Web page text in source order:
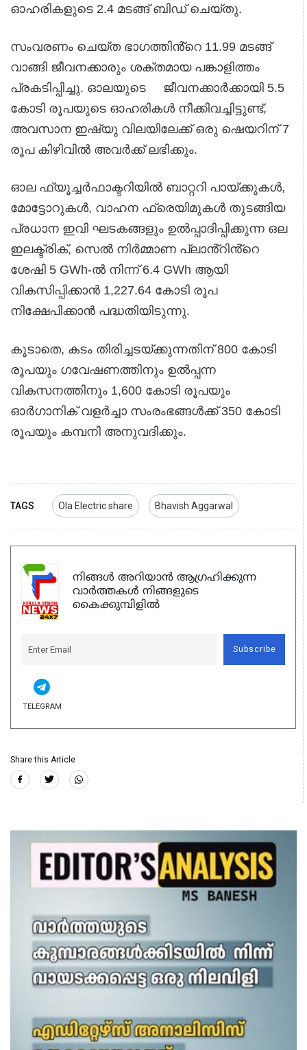
ഓഹരികളുടെ 2.4 മടങ്ങ് ബിഡ് ചെയ്തു.
സംവരണം ചെയ്ത ഭാഗത്തിൻ്റെ 11.99 മടങ്ങ്
വാങ്ങി ജീവനക്കാരും ശക്തമായ പങ്കാളിത്തം
പ്രകടിപ്പിച്ചു. ഓലയുടെ ജീവനക്കാർക്കായി 5.5
കോടി രൂപയുടെ ഓഹരികൾ നീക്കിവച്ചിട്ടുണ്ട്,
അവസാന ഇഷ്യു വിലയിലേക്ക് ഒരു ഷെയറിന് 7
രൂപ കിഴിവിൽ അവർക്ക് ലഭിക്കും.
ഓല ഫ്യൂച്ചർഫാക്ടറിയിൽ ബാറ്ററി പായ്ക്കുകൾ,
മോട്ടോറുകൾ, വാഹന ഫ്രെയിമുകൾ തുടങ്ങിയ
പ്രധാന ഇവി ഘടകങ്ങളും ഉൽപ്പാദിപ്പിക്കുന്ന ഒല
ഇലക്ട്രിക്, സെൽ നിർമ്മാണ പ്ലാൻ്റിൻ്റെ
ശേഷി 5 GWh-ൽ നിന്ന് 6.4 GWh ആയി
വികസിപ്പിക്കാൻ 1,227.64 കോടി രൂപ
നിക്ഷേപിക്കാൻ പദ്ധതിയിടുന്നു.
കൂടാതെ, കടം തിരിച്ചടയ്ക്കുന്നതിന് 800 കോടി
രൂപയും ഗവേഷണത്തിനും ഉൽപ്പന്ന
വികസനത്തിനും 1,600 കോടി രൂപയും
ഓർഗാനിക് വളർച്ചാ സംരംഭങ്ങൾക്ക് 350 കോടി
രൂപയും കമ്പനി അനുവദിക്കും.
TAGS Ola Electric share Bhavish Aggarwal
നിങ്ങൾ അറിയാൻ ആഗ്രഹിക്കുന്ന
വാർത്തകൾ നിങ്ങളുടെ
കൈക്കുമ്പിളിൽ
Subscribe
TELEGRAM
Share this Article